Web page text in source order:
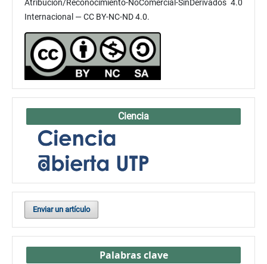
Atribución/Reconocimiento-NoComercial-SinDerivados 4.0
Internacional — CC BY-NC-ND 4.0.
Ciencia
Enviar un artículo
Palabras clave